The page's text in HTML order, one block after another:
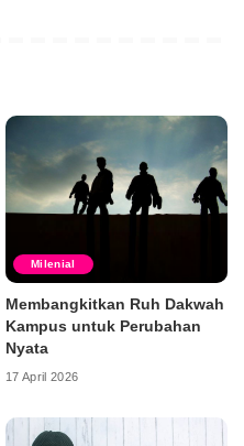
Milenial
Membangkitkan Ruh Dakwah
Kampus untuk Perubahan
Nyata
17 April 2026